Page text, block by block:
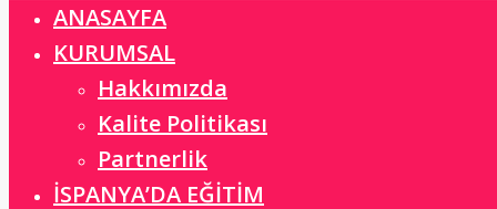
Close ANASAYFA
KURUMSAL
Hakkımızda
Kalite Politikası
Partnerlik
İSPANYA’DA EĞİTİM